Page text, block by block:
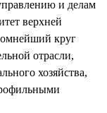
и делам
верхней
круг
отрасли,
хозяйства,